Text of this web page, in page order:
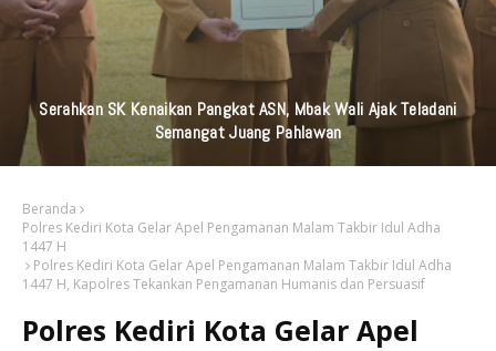
KAI Daop 7 Madiun Kembali Salurkan Bantuan TJSL Senilai
Ratusan Juta Untuk Infrastruktur, Pendidikan, Pelestarian
Budaya, Dan Disabilitas
Beranda
Polres Kediri Kota Gelar Apel Pengamanan Malam Takbir Idul Adha
1447 H
Polres Kediri Kota Gelar Apel Pengamanan Malam Takbir Idul Adha
1447 H, Kapolres Tekankan Pengamanan Humanis dan Persuasif
Polres Kediri Kota Gelar Apel